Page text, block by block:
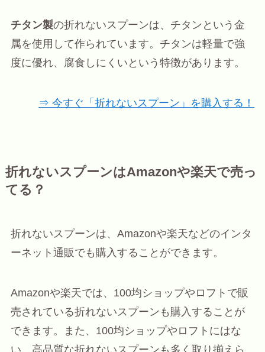
チタン製の折れないスプーンは、チタンという金
属を使用して作られています。チタンは軽量で強
度に優れ、腐食しにくいという特徴があります。
⇒ 今すぐ「折れないスプーン」を購入する！
折れないスプーンはAmazonや楽天で売っ
てる？
折れないスプーンは、Amazonや楽天などのインタ
ーネット通販でも購入することができます。
Amazonや楽天では、100均ショップやロフトで販
売されている折れないスプーンも購入することが
できます。また、100均ショップやロフトにはな
い、高品質な折れないスプーンも多く取り揃えら